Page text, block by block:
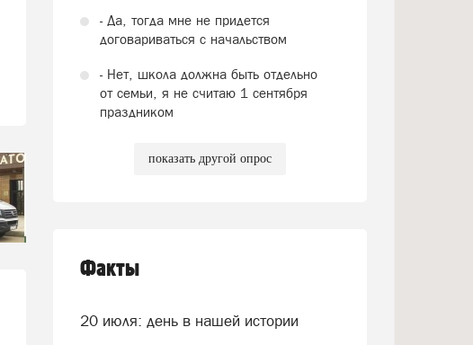
- Да, тогда мне не придется
договариваться с начальством
- Нет, школа должна быть отдельно
от семьи, я не считаю 1 сентября
праздником
показать другой опрос
Факты
20 июля: день в нашей истории